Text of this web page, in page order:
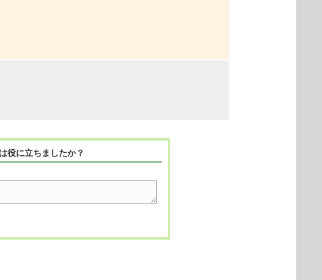
役に立ちましたか？